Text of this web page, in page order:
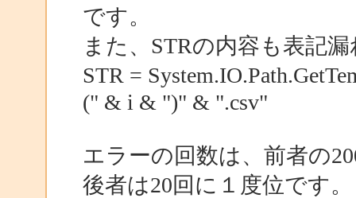
です。
また、STRの内容も表記
STR =
(" & i & ")" & ".csv"
エラーの回数は、前者の
後者は20回に１度位です。